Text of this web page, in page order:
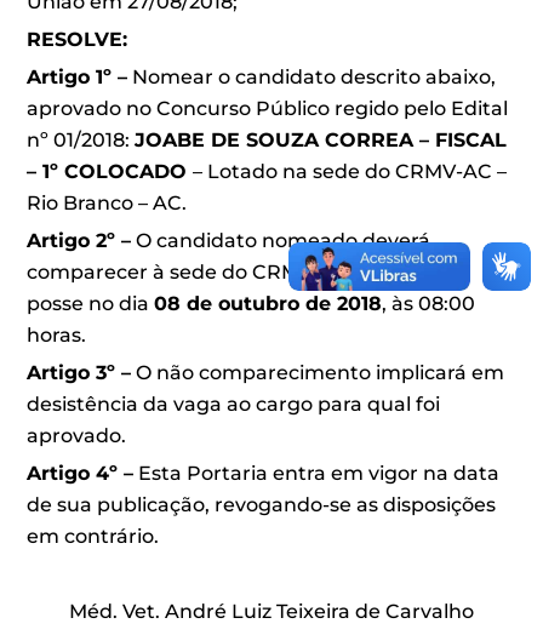
RESOLVE:
Artigo 1º – Nomear o candidato descrito abaixo,
aprovado no Concurso Público regido pelo Edital
nº 01/2018:JOABE DE SOUZA CORREA – FISCAL
– 1º COLOCADO– Lotado na sede do CRMV-AC –
Rio Branco – AC.
Artigo 2º – O candidato nomeado deverá
comparecer à sede do CRMV-AC para tomar
posse no dia08 de outubro de 2018, às 08:00
horas.
Artigo 3º – O não comparecimento implicará em
desistência da vaga ao cargo para qual foi
aprovado.
Artigo 4º – Esta Portaria entra em vigor na data
de sua publicação, revogando-se as disposições
em contrário.
Méd. Vet. André Luiz Teixeira de Carvalho